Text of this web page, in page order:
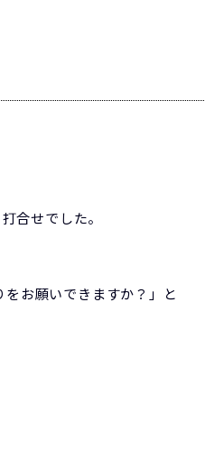
合せでした。
お願いできますか？」と